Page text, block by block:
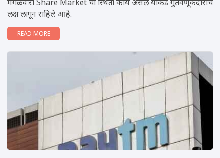
मंगळवारी Share Market ची स्थिती काय असेल याकडे गुंतवणूकदारांचे
लक्ष लागून राहिले आहे.
READ MORE